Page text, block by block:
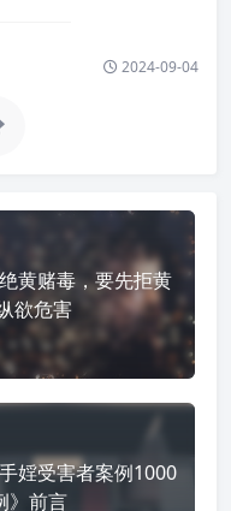
2024-09-04
黄赌毒，要先拒黄
欲危害
手婬受害者案例1000
》前言